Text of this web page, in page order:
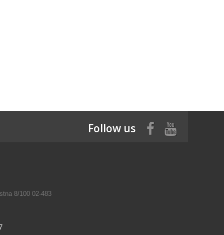
Follow us
8/100 02-483